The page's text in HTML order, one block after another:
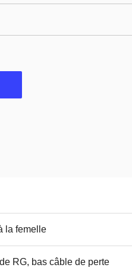
la femelle
RG, bas câble de perte